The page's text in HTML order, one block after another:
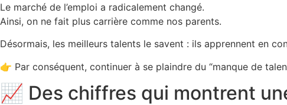
Le marché de l’emploi a radicalement changé.
Ainsi, on ne fait plus carrière comme nos parents.
Désormais, les meilleurs talents le savent : ils apprennent en
👉 Par conséquent, continuer à se plaindre du “manque de
📈 Des chiffres qui montrent